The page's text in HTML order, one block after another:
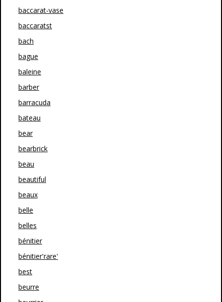
baccarat-vase
baccaratst
bach
bague
baleine
barber
barracuda
bateau
bear
bearbrick
beau
beautiful
beaux
belle
belles
bénitier
bénitier'rare'
best
beurre